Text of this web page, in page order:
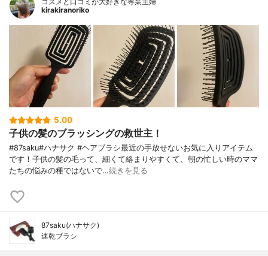
kirakiranoriko
5.00
子供の髪のブラッシングの救世主！
#87saku#ハナサク #ヘアブラシ最近の手放せないお気に入りアイテム
です！子供の髪の毛って、細くて絡まりやすくて、朝の忙しい時のママ
たちの悩みの種ではないで…続きを見る
87saku(ハナサク)
速乾ブラシ